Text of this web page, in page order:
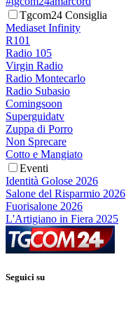
Tgcom24 Consiglia
Mediaset Infinity
R101
Radio 105
Virgin Radio
Radio Montecarlo
Radio Subasio
Comingsoon
Superguidatv
Zuppa di Porro
Non Sprecare
Cotto e Mangiato
Eventi
Identità Golose 2026
Salone del Risparmio 2026
Fuorisalone 2026
L'Artigiano in Fiera 2025
Seguici su